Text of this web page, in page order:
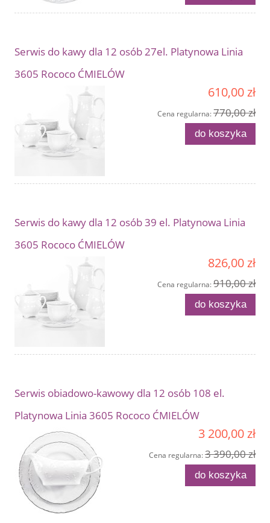
Serwis do kawy dla 12 osób 27el. Platynowa Linia
3605 Rococo ĆMIELÓW
610,00 zł
Cena regularna:770,00 zł
do koszyka
Serwis do kawy dla 12 osób 39 el. Platynowa Linia
3605 Rococo ĆMIELÓW
826,00 zł
Cena regularna:910,00 zł
do koszyka
Serwis obiadowo-kawowy dla 12 osób 108 el.
Platynowa Linia 3605 Rococo ĆMIELÓW
3 200,00 zł
Cena regularna:3 390,00 zł
do koszyka